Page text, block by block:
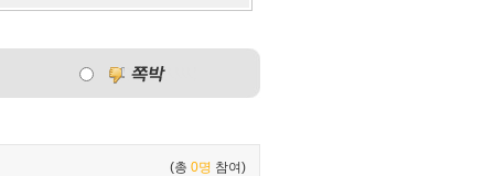
(총 0명 참여)